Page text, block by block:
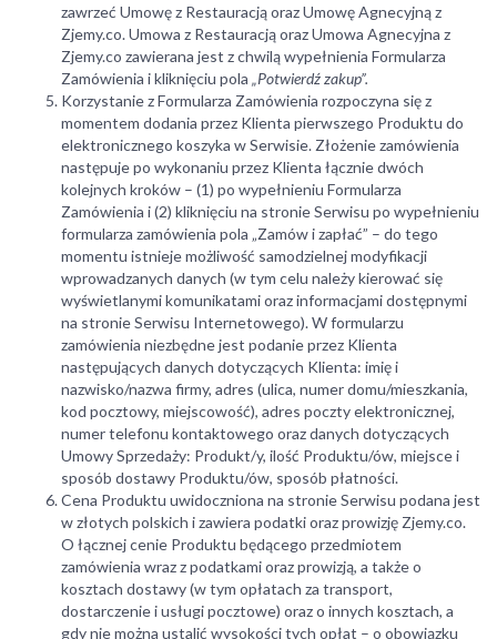
zawrzeć Umowę z Restauracją oraz Umowę Agnecyjną z
Zjemy.co. Umowa z Restauracją oraz Umowa Agnecyjna z
Zjemy.co zawierana jest z chwilą wypełnienia Formularza
Zamówienia i kliknięciu pola „Potwierdź zakup”.
Korzystanie z Formularza Zamówienia rozpoczyna się z
momentem dodania przez Klienta pierwszego Produktu do
elektronicznego koszyka w Serwisie. Złożenie zamówienia
następuje po wykonaniu przez Klienta łącznie dwóch
kolejnych kroków – (1) po wypełnieniu Formularza
Zamówienia i (2) kliknięciu na stronie Serwisu po wypełnieniu
formularza zamówienia pola „Zamów i zapłać” – do tego
momentu istnieje możliwość samodzielnej modyfikacji
wprowadzanych danych (w tym celu należy kierować się
wyświetlanymi komunikatami oraz informacjami dostępnymi
na stronie Serwisu Internetowego). W formularzu
zamówienia niezbędne jest podanie przez Klienta
następujących danych dotyczących Klienta: imię i
nazwisko/nazwa firmy, adres (ulica, numer domu/mieszkania,
kod pocztowy, miejscowość), adres poczty elektronicznej,
numer telefonu kontaktowego oraz danych dotyczących
Umowy Sprzedaży: Produkt/y, ilość Produktu/ów, miejsce i
sposób dostawy Produktu/ów, sposób płatności.
Cena Produktu uwidoczniona na stronie Serwisu podana jest
w złotych polskich i zawiera podatki oraz prowizję Zjemy.co.
O łącznej cenie Produktu będącego przedmiotem
zamówienia wraz z podatkami oraz prowizją, a także o
kosztach dostawy (w tym opłatach za transport,
dostarczenie i usługi pocztowe) oraz o innych kosztach, a
gdy nie można ustalić wysokości tych opłat – o obowiązku